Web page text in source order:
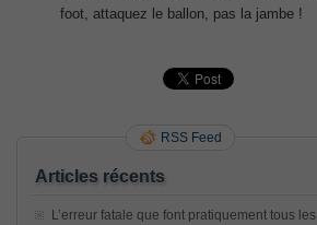
foot, attaquez le ballon, pas la jambe !
RSS Feed
Articles récents
L’erreur fatale que font pratiquement tous les